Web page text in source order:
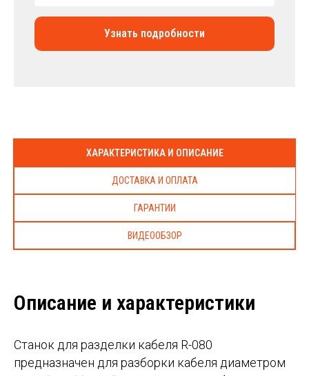
Узнать подробности
ХАРАКТЕРИСТИКА И ОПИСАНИЕ
ДОСТАВКА И ОПЛАТА
ГАРАНТИИ
ВИДЕООБЗОР
Описание и характеристики
Станок для разделки кабеля R-080
предназначен для разборки кабеля диаметром